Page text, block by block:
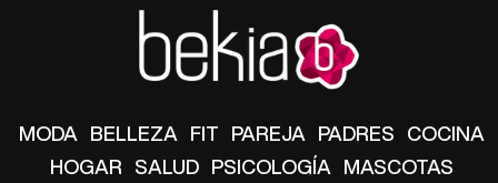
MODA BELLEZA FIT PAREJA PADRES COCINA
HOGAR SALUD PSICOLOGÍA MASCOTAS